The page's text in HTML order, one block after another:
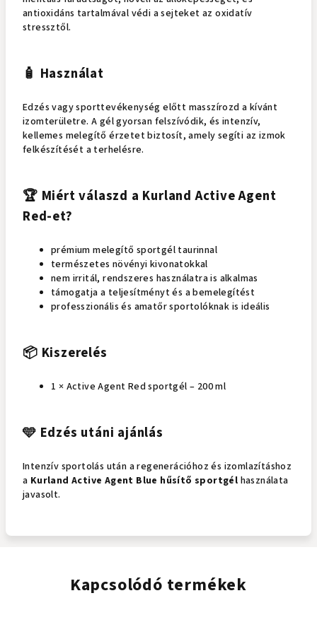
antioxidáns tartalmával védi a sejteket az oxidatív
stressztől.
🧴 Használat
Edzés vagy sporttevékenység előtt masszírozd a kívánt
izomterületre. A gél gyorsan felszívódik, és intenzív,
kellemes melegítő érzetet biztosít, amely segíti az izmok
felkészítését a terhelésre.
🏆 Miért válaszd a Kurland Active Agent
Red-et?
prémium melegítő sportgél taurinnal
természetes növényi kivonatokkal
nem irritál, rendszeres használatra is alkalmas
támogatja a teljesítményt és a bemelegítést
professzionális és amatőr sportolóknak is ideális
📦 Kiszerelés
1 × Active Agent Red sportgél – 200 ml
🩵 Edzés utáni ajánlás
Intenzív sportolás után a regenerációhoz és izomlazításhoz
a Kurland Active Agent Blue hűsítő sportgél használata
javasolt.
Kapcsolódó termékek